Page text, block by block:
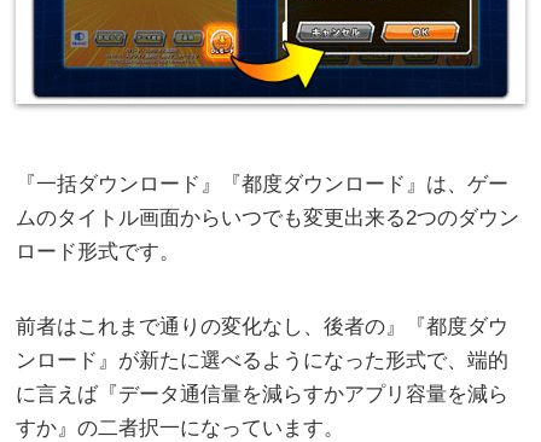
『一括ダウンロード』『都度ダウンロード』は、ゲー
ムのタイトル画面からいつでも変更出来る2つのダウン
ロード形式です。
前者はこれまで通りの変化なし、後者の』『都度ダウ
ンロード』が新たに選べるようになった形式で、端的
に言えば『データ通信量を減らすかアプリ容量を減ら
すか』の二者択一になっています。